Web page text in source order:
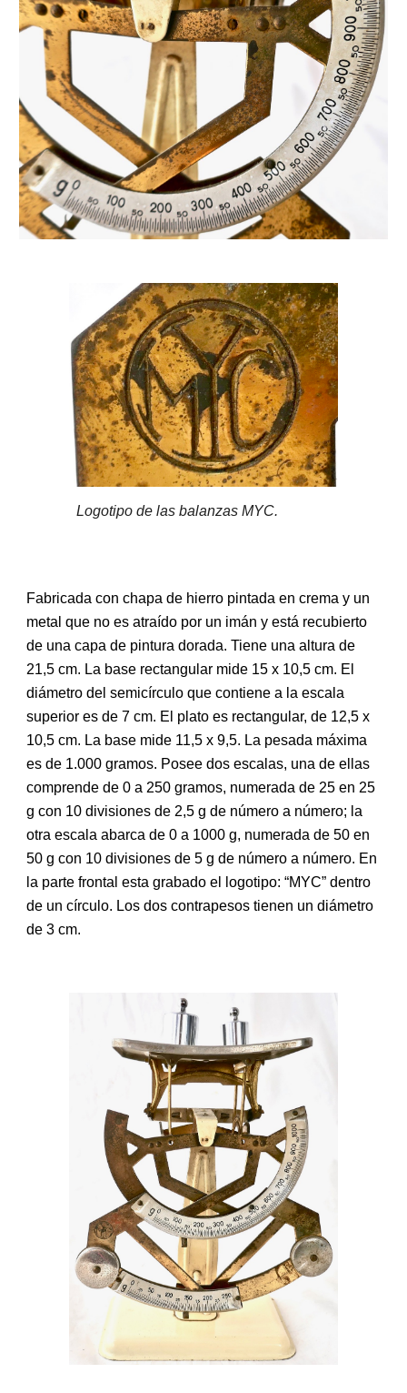
Logotipo de las balanzas MYC.
Fabricada con chapa de hierro pintada en crema y un
metal que no es atraído por un imán y está recubierto
de una capa de pintura dorada. Tiene una altura de
21,5 cm. La base rectangular mide 15 x 10,5 cm. El
diámetro del semicírculo que contiene a la escala
superior es de 7 cm. El plato es rectangular, de 12,5 x
10,5 cm. La base mide 11,5 x 9,5. La pesada máxima
es de 1.000 gramos. Posee dos escalas, una de ellas
comprende de 0 a 250 gramos, numerada de 25 en 25
g con 10 divisiones de 2,5 g de número a número; la
otra escala abarca de 0 a 1000 g, numerada de 50 en
50 g con 10 divisiones de 5 g de número a número. En
la parte frontal esta grabado el logotipo: “MYC” dentro
de un círculo. Los dos contrapesos tienen un diámetro
de 3 cm.